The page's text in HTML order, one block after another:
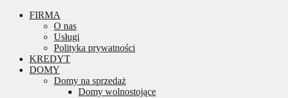
FIRMA
O nas
Usługi
Polityka prywatności
KREDYT
DOMY
Domy na sprzedaż
Domy wolnostojące